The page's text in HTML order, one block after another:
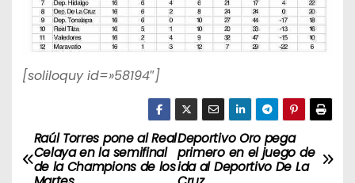
[soliloquy id=»58194″]
N
Deportivo Oro pega
primero en el juego de
ida al Deportivo De La
Raúl Torres pone al Real
Celaya en la semifinal
de la Champions de los